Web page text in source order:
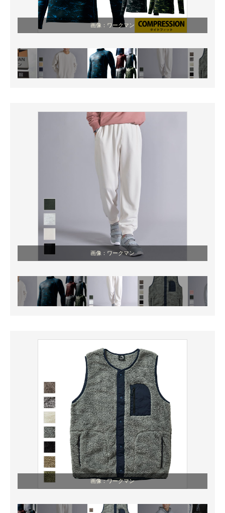
画像：ワークマン
画像：ワークマン
画像：ワークマン